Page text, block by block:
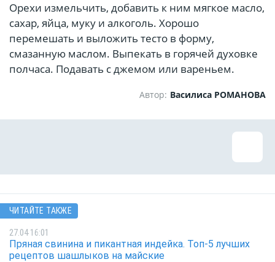
Орехи измельчить, добавить к ним мягкое масло,
сахар, яйца, муку и алкоголь. Хорошо
перемешать и выложить тесто в форму,
смазанную маслом. Выпекать в горячей духовке
полчаса. Подавать с джемом или вареньем.
Автор: Василиса РОМАНОВА
ЧИТАЙТЕ ТАКЖЕ
27.04 16:01
Пряная свинина и пикантная индейка. Топ-5 лучших
рецептов шашлыков на майские